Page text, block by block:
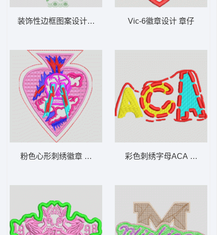
装饰性边框图案设计 亮片 窗帘
粉色心形刺绣徽章 章仔骷髅
Vic-6徽章设计 章仔
彩色刺绣字母ACA 字母